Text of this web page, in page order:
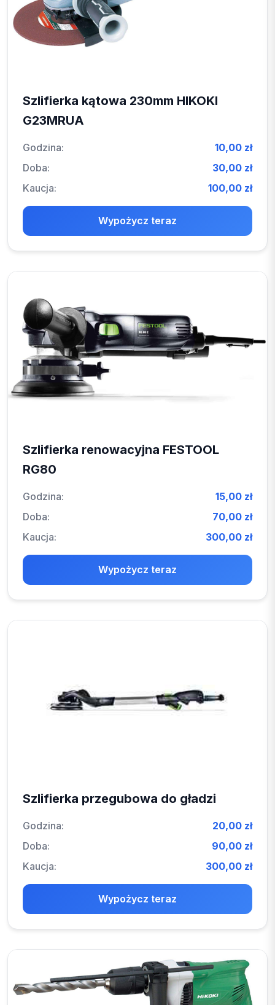
Szlifierka kątowa 230mm HIKOKI
G23MRUA
Godzina:
10,00 zł
Doba:
30,00 zł
Kaucja:
100,00 zł
Wypożycz teraz
Szlifierka renowacyjna FESTOOL
RG80
Godzina:
15,00 zł
Doba:
70,00 zł
Kaucja:
300,00 zł
Wypożycz teraz
Szlifierka przegubowa do gładzi
Godzina:
20,00 zł
Doba:
90,00 zł
Kaucja:
300,00 zł
Wypożycz teraz